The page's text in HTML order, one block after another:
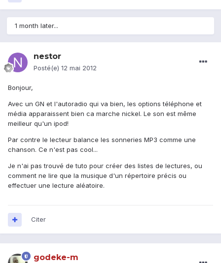
1 month later...
nestor
Posté(e) 12 mai 2012
Bonjour,
Avec un GN et l'autoradio qui va bien, les options téléphone et
média apparaissent bien ca marche nickel. Le son est même
meilleur qu'un ipod!
Par contre le lecteur balance les sonneries MP3 comme une
chanson. Ce n'est pas cool...
Je n'ai pas trouvé de tuto pour créer des listes de lectures, ou
comment ne lire que la musique d'un répertoire précis ou
effectuer une lecture aléatoire.
Citer
godeke-m